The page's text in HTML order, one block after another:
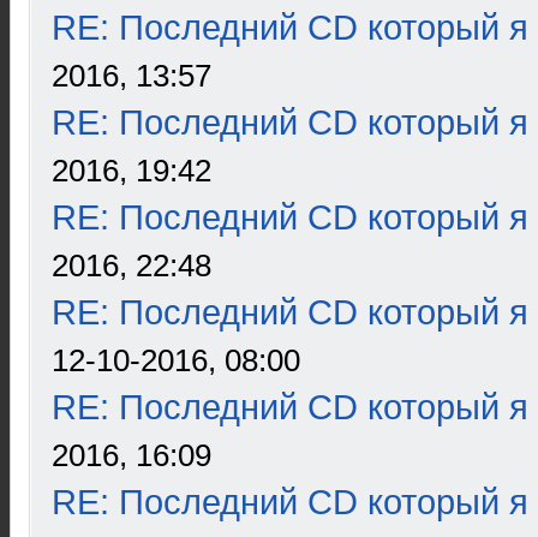
RE: Последний CD который я
2016, 13:57
RE: Последний CD который я
2016, 19:42
RE: Последний CD который я
2016, 22:48
RE: Последний CD который я
12-10-2016, 08:00
RE: Последний CD который я
2016, 16:09
RE: Последний CD который я